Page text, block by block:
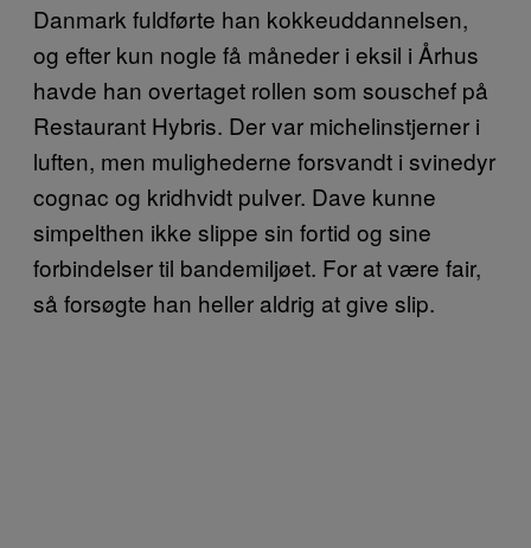
Danmark fuldførte han kokkeuddannelsen,
og efter kun nogle få måneder i eksil i Århus
havde han overtaget rollen som souschef på
Restaurant Hybris. Der var michelinstjerner i
luften, men mulighederne forsvandt i svinedyr
cognac og kridhvidt pulver. Dave kunne
simpelthen ikke slippe sin fortid og sine
forbindelser til bandemiljøet. For at være fair,
så forsøgte han heller aldrig at give slip.